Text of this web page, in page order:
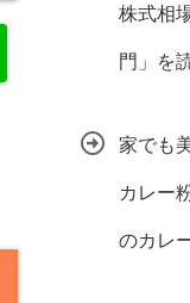
株式相
門」を
家でも
カレー
のカレ